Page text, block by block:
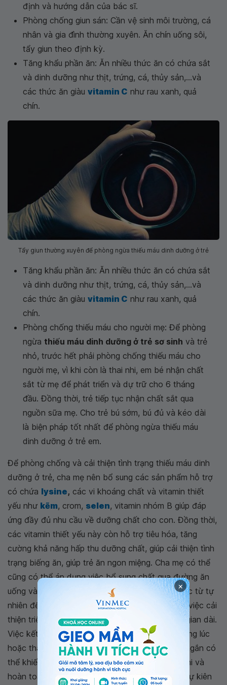
định và hướng dẫn của bác sĩ.
Phòng chống giun sán: Cần vệ sinh môi trường, cá
nhân và gia đình thường xuyên. Ăn chín uống sôi,
tẩy giun theo định kỳ.
Tăng khẩu phần ăn: Ăn nhiều thức ăn có chứa sắt
và dinh dưỡng như thịt, trứng, cá, thủy sản,...và
các thức ăn giàu vitamin C như rau xanh, quả
chín.
Tẩy giun thường xuyên để phòng ngừa thiếu máu dinh dưỡng ở trẻ
Tăng khẩu phần ăn: Ăn nhiều thức ăn có chứa sắt
và dinh dưỡng như thịt, trứng, cá, thủy sản,...và
các thức ăn giàu vitamin C như rau xanh, quả
chín.
Phòng chống thiếu máu cho người mẹ: Để phòng
ngừa thiếu máu dinh dưỡng ở trẻ sơ sinh và trẻ
nhỏ, trước hết phải phòng chống thiếu máu cho
người mẹ, vì khi còn là thai nhi, em bé nhận chất
sắt từ mẹ để phát triển và dự trữ cho 6 tháng
đầu. Đồng thời, trẻ tiếp tục nhận chất sắt qua
nguồn sữa mẹ. Cho trẻ bú sớm, bú đủ và kéo dài
là biện pháp tốt nhất để phòng ngừa thiếu máu
dinh dưỡng ở trẻ em.
Để phòng chống và cải thiện tình trạng thiếu máu dinh
dưỡng ở trẻ, cha mẹ nên bổ sung các sản phẩm hỗ trợ
có chứa lysine, các vi khoáng chất và vitamin thiết
yếu như kẽm, crom, selen, vitamin nhóm B giúp đáp
ứng đầy đủ nhu cầu về dưỡng chất cho con. Đồng thời,
các vitamin thiết yếu này còn hỗ trợ tiêu hóa, tăng
cường khả năng hấp thu dưỡng chất, giúp cải thiện tình
trạng biếng ăn, giúp trẻ ăn ngon miệng. Cha mẹ có thể
cũng có thể áp dụng việc bổ sung chất qua đường ăn
uống và các thực phẩm chức năng có nguồn gốc từ tự
nhiên để bé dễ hấp thụ. Điều quan trọng nhất là việc cải
thiện triệu chứng cho bé phải diễn ra trong thời gian dài.
Việc kết hợp nhiều loại thực phẩm chức năng cùng lúc
hoặc thay đổi liên tục nhiều loại trong thời gian ngắn có
thể khiến hệ tiêu hóa của bé không kịp thích nghi và
hoàn toàn không tốt. Vì vậy, cha mẹ phải thực sự kiên
×